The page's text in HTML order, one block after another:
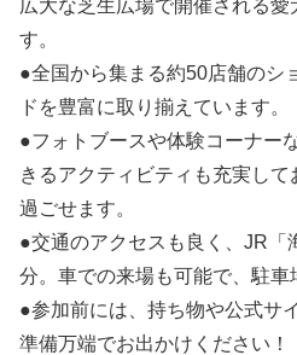
広大な芝生広場で開催される
す。
●全国から集まる約50店舗のシ
ドを豊富に取り揃えています。
●フォトブースや体験コーナー
きるアクティビティも充実し
過ごせます。
●交通のアクセスも良く、JR「
分。車での来場も可能で、駐車
●参加前には、持ち物や公式サ
準備万端でお出かけください！